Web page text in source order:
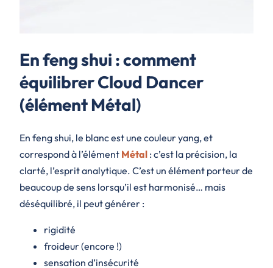
En feng shui : comment
équilibrer Cloud Dancer
(élément Métal)
En feng shui, le blanc est une couleur yang, et
correspond à l’élément Métal : c’est la précision, la
clarté, l’esprit analytique. C’est un élément porteur de
beaucoup de sens lorsqu’il est harmonisé… mais
déséquilibré, il peut générer :
rigidité
froideur (encore !)
sensation d’insécurité